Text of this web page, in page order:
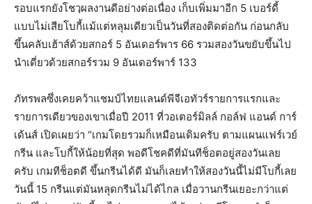
รอบแรกยังโชวฺผลงานดีอย่างต่อเนื่อง เก็บเพิ่มมาอีก 5 เบอร์ดี้
แบบไม่เสียโบกี้แม้แต่หลุมเดียวเป็นวันที่สองติดต่อกัน ก่อนกลับ
ขึ้นคลับเฮ้าส์ด้วยสกอร์ 5 อันเดอร์พาร​ 66 รวมสองวันขยับขึ้นไป
นำเดี่ยวด้วยสกอร์รวม 9 อันเดอร์พาร์ 133
ภัทรพลซึ่งเคยคว้าแชมป์ไทยแลนด์พีจีเอทัวร์รายการแรกและ
รายการเดียวของเขาเมื่อปี 2011 ที่วอเตอร์มิลล์ กอล์ฟ แอนด์ การ์
เด้นส์ เปิดเผยว่า “เกมโดยรวมก็เหมือนเดิมครับ ตามแผนแฟร์เวย์
กรีน และโบกี้ให้น้อยที่สุด พอดีโชคดีที่มันทีช็อตอยู่สองวันเลย
ครับ เกมทีช็อตดี ขึ้นกรีนได้ดี มันก็เลยทำให้สองวันนี้ไม่มีโบกี้เลย
วันนี้ 15 กรีนแต่มันหลุดกรีนไม่ได้ไกล เมื่อวานกรีนเยอะกว่าแต่